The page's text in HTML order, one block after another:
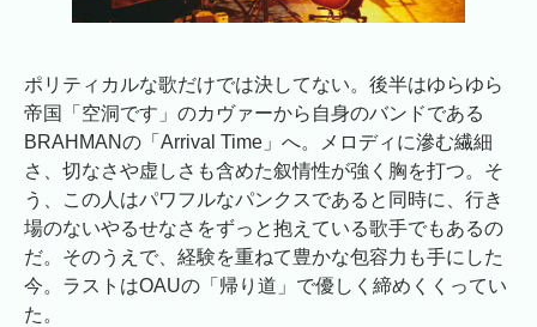
ポリティカルな歌だけでは決してない。後半はゆらゆら
帝国「空洞です」のカヴァーから自身のバンドである
BRAHMANの「Arrival Time」へ。メロディに滲む繊細
さ、切なさや虚しさも含めた叙情性が強く胸を打つ。そ
う、この人はパワフルなパンクスであると同時に、行き
場のないやるせなさをずっと抱えている歌手でもあるの
だ。そのうえで、経験を重ねて豊かな包容力も手にした
今。ラストはOAUの「帰り道」で優しく締めくくってい
た。